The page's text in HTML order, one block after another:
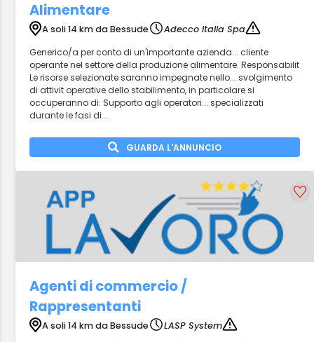
Alimentare
A soli 14 km da Bessude
Adecco Italia Spa
Generico/a per conto di un'importante azienda... cliente
operante nel settore della produzione alimentare. Responsabilit
Le risorse selezionate saranno impegnate nello... svolgimento
di attivit operative dello stabilimento, in particolare si
occuperanno di: Supporto agli operatori... specializzati
durante le fasi di...
GUARDA L'ANNUNCIO
Agenti di commercio /
Rappresentanti
A soli 14 km da Bessude
LASP System